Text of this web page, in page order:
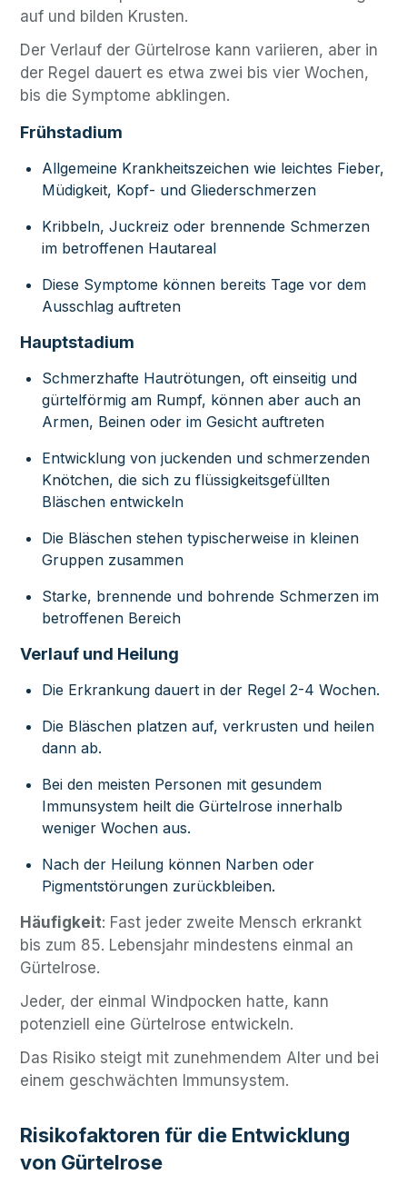
auf und bilden Krusten.
Der Verlauf der Gürtelrose kann variieren, aber in
der Regel dauert es etwa zwei bis vier Wochen,
bis die Symptome abklingen.
Frühstadium
Allgemeine Krankheitszeichen wie leichtes Fieber,
Müdigkeit, Kopf- und Gliederschmerzen
Kribbeln, Juckreiz oder brennende Schmerzen
im betroffenen Hautareal
Diese Symptome können bereits Tage vor dem
Ausschlag auftreten
Hauptstadium
Schmerzhafte Hautrötungen, oft einseitig und
gürtelförmig am Rumpf, können aber auch an
Armen, Beinen oder im Gesicht auftreten
Entwicklung von juckenden und schmerzenden
Knötchen, die sich zu flüssigkeitsgefüllten
Bläschen entwickeln
Die Bläschen stehen typischerweise in kleinen
Gruppen zusammen
Starke, brennende und bohrende Schmerzen im
betroffenen Bereich
Verlauf und Heilung
Die Erkrankung dauert in der Regel 2-4 Wochen.
Die Bläschen platzen auf, verkrusten und heilen
dann ab.
Bei den meisten Personen mit gesundem
Immunsystem heilt die Gürtelrose innerhalb
weniger Wochen aus.
Nach der Heilung können Narben oder
Pigmentstörungen zurückbleiben.
Häufigkeit: Fast jeder zweite Mensch erkrankt
bis zum 85. Lebensjahr mindestens einmal an
Gürtelrose.
Jeder, der einmal Windpocken hatte, kann
potenziell eine Gürtelrose entwickeln.
Das Risiko steigt mit zunehmendem Alter und bei
einem geschwächten Immunsystem.
Risikofaktoren für die Entwicklung
von Gürtelrose